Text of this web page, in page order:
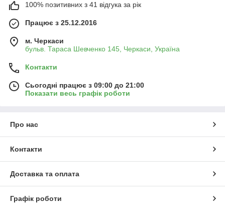
100% позитивних з 41 відгука за рік
Працює з 25.12.2016
м. Черкаси
бульв. Тараса Шевченко 145, Черкаси, Україна
Контакти
Сьогодні працює з 09:00 до 21:00
Показати весь графік роботи
Про нас
Контакти
Доставка та оплата
Графік роботи